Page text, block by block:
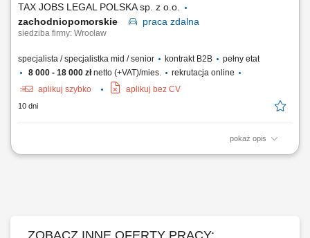
TAX JOBS LEGAL POLSKA sp. z o.o.
zachodniopomorskie
praca zdalna
siedziba firmy: Wrocław
specjalista / specjalistka mid / senior kontrakt B2B
pełny etat
8 000 - 18 000 złnetto (+VAT)/mies.
rekrutacja online
aplikuj szybko
aplikuj bez CV
10 dni
pokaż opis
Samodzielne pozyskiwanie nowych klientów B2B poprzez aktywne
ZOBACZ INNE OFERTY PRACY: